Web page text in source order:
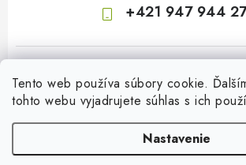
Tento web používa súbory cookie.
tohto webu vyjadrujete súhlas s ich
Nastavenie
+421 947 944